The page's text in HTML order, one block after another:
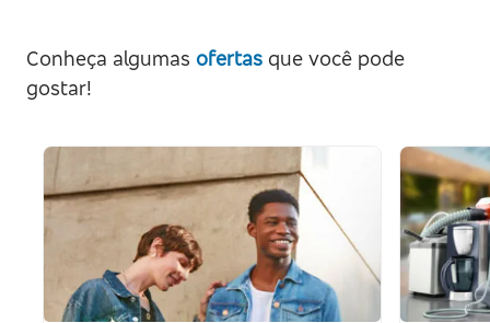
Conheça algumas ofertas que você pode
gostar!